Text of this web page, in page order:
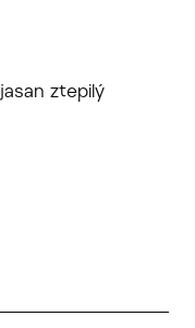
jasan ztepilý